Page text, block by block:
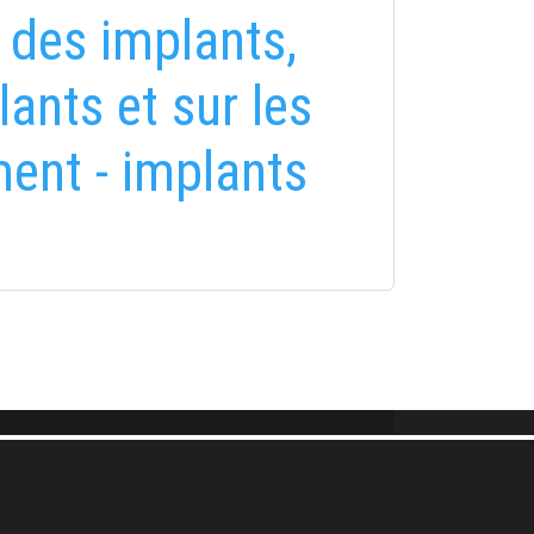
implants,
et sur les
- implants